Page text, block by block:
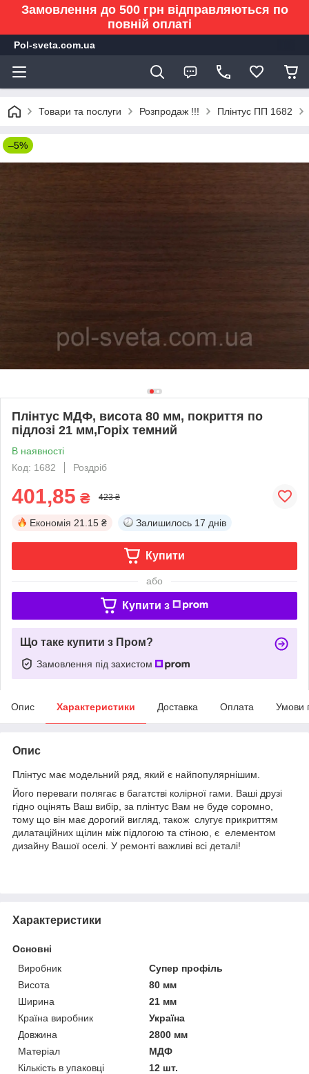
Замовлення до 500 грн відправляються по
повній оплаті
Pol-sveta.com.ua
Товари та послуги Розпродаж !!! Плінтус ПП 1682
–5%
Плінтус МДФ, висота 80 мм, покриття по
підлозі 21 мм,Горіх темний
В наявності
Код: 1682
Роздріб
401,85 ₴ 423 ₴
Економія 21.15 ₴ Залишилось 17 днів
Купити
або
Купити з
Що таке купити з Пром?
Замовлення під захистом
Опис Характеристики Доставка Оплата Умови
Опис
Плінтус має модельний ряд, який є найпопулярнішим.
Його переваги полягає в багатстві колірної гами. Ваші друзі
гідно оцінять Ваш вибір, за плінтус Вам не буде соромно,
тому що він має дорогий вигляд, також слугує прикриттям
дилатаційних щілин між підлогою та стіною, є елементом
дизайну Вашої оселі. У ремонті важливі всі деталі!
Характеристики
Основні
Виробник
Супер профіль
Висота
80 мм
Ширина
21 мм
Країна виробник
Україна
Довжина
2800 мм
Матеріал
МДФ
Кількість в упаковці
12 шт.